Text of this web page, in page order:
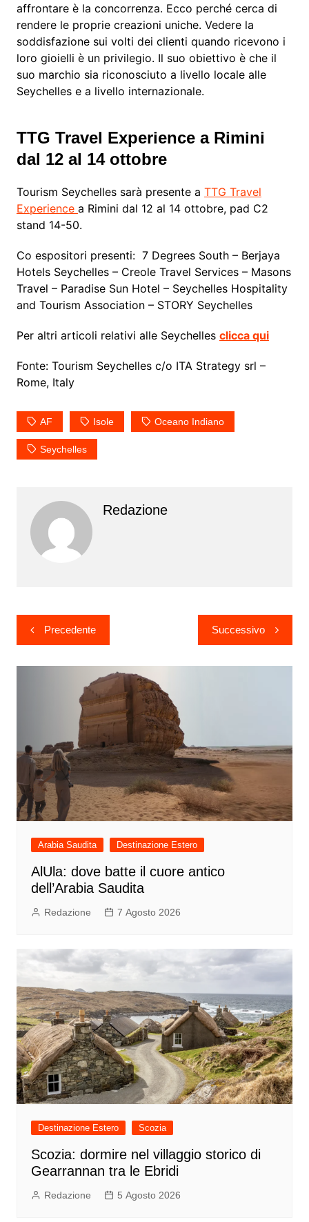
affrontare è la concorrenza. Ecco perché cerca di
rendere le proprie creazioni uniche. Vedere la
soddisfazione sui volti dei clienti quando ricevono i
loro gioielli è un privilegio. Il suo obiettivo è che il
suo marchio sia riconosciuto a livello locale alle
Seychelles e a livello internazionale.
TTG Travel Experience a Rimini
dal 12 al 14 ottobre
Tourism Seychelles sarà presente a TTG Travel
Experience a Rimini dal 12 al 14 ottobre, pad C2
stand 14-50.
Co espositori presenti: 7 Degrees South – Berjaya
Hotels Seychelles – Creole Travel Services – Masons
Travel – Paradise Sun Hotel – Seychelles Hospitality
and Tourism Association – STORY Seychelles
Per altri articoli relativi alle Seychelles clicca qui
Fonte: Tourism Seychelles c/o ITA Strategy srl –
Rome, Italy
AF Isole Oceano Indiano
Seychelles
Redazione
Navigazione
articoli
Precedente Successivo
Arabia Saudita Destinazione Estero
AlUla: dove batte il cuore antico
dell’Arabia Saudita
Redazione 7 Agosto 2026
Destinazione Estero Scozia
Scozia: dormire nel villaggio storico di
Gearrannan tra le Ebridi
Redazione 5 Agosto 2026